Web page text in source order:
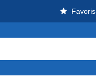
Favoris